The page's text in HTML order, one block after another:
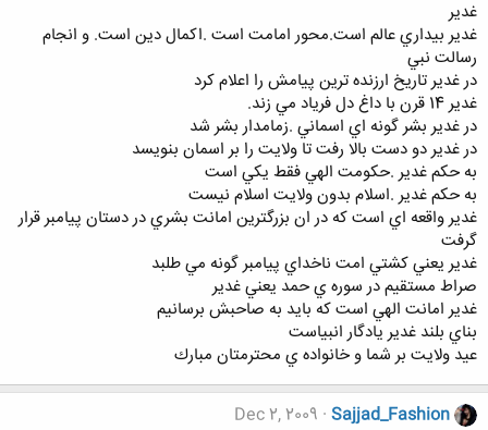
غدير
غدير بيداري عالم است.محور امامت است .اكمال دين است. و انجام
رسالت نبي
در غدير تاريخ ارزنده ترين پيامش را اعلام كرد
غدير 14 قرن با داغ دل فرياد مي زند.
در غدير بشر گونه اي اسماني .زمامدار بشر شد
در غدير دو دست بالا رفت تا ولايت را بر اسمان بنويسد
به حكم غدير .حكومت الهي فقط يكي است
به حكم غدير .اسلام بدون ولايت اسلام نيست
غدير واقعه اي است كه در ان بزرگترين امانت بشري در دستان پيامبر قرار
گرفت
غدير يعني كشتي امت ناخداي پيامبر گونه مي طلبد
صراط مستقيم در سوره ي حمد يعني غدير
غدير امانت الهي است كه بايد به صاحبش برسانيم
بناي بلند غدير يادگار انبياست
عيد ولايت بر شما و خانواده ي محترمتان مبارك
Sajjad_Fashion
Dec 2, 2009